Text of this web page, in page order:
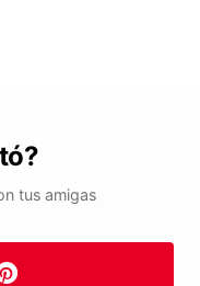
tus amigas